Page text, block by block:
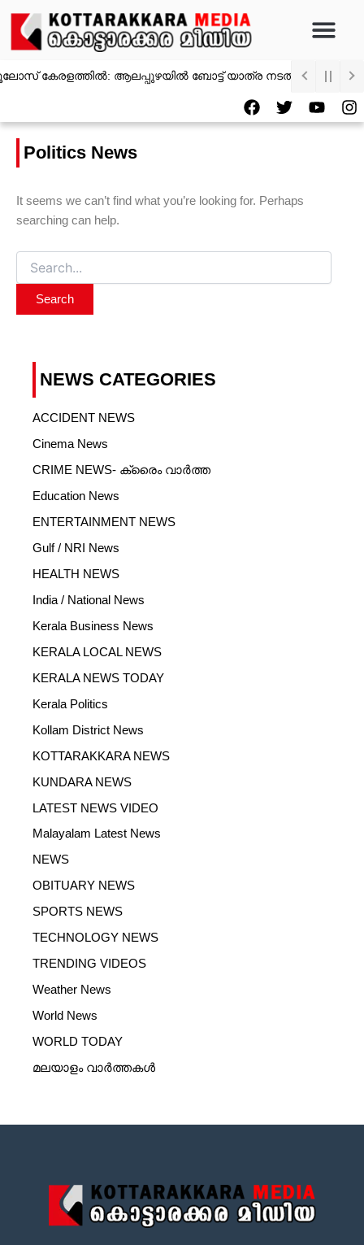
content
കേരളത്തിൽ: ആലപ്പുഴയിൽ ബോട്ട് യാത്ര നടത്തി; വള്ളംകളി
F
a
o
T
w
r
Y
o
I
n
Politics News
It seems we can’t find what you’re looking for. Perhaps
searching can help.
for:
NEWS CATEGORIES
ACCIDENT NEWS
Cinema News
CRIME NEWS- ക്രൈം വാർത്ത
Education News
ENTERTAINMENT NEWS
Gulf / NRI News
HEALTH NEWS
India / National News
Kerala Business News
KERALA LOCAL NEWS
KERALA NEWS TODAY
Kerala Politics
Kollam District News
KOTTARAKKARA NEWS
KUNDARA NEWS
LATEST NEWS VIDEO
Malayalam Latest News
NEWS
OBITUARY NEWS
SPORTS NEWS
TECHNOLOGY NEWS
TRENDING VIDEOS
Weather News
World News
WORLD TODAY
മലയാളം വാർത്തകൾ